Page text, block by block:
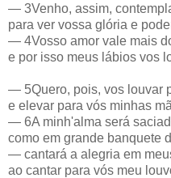
— 3Venho, assim,
para ver vossa glória e
— 4Vosso amor vale mais
e por isso meus lábios vos
— 5Quero, pois, vos louvar
e elevar para vós minhas
— 6A minh'alma será
como em grande banquete
— cantará a alegria em
ao cantar para vós meu